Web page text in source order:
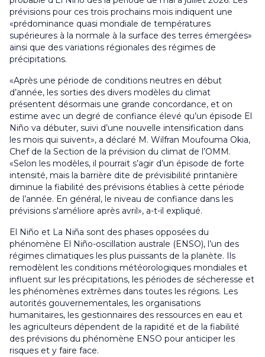
prévisions pour ces trois prochains mois indiquent une
«prédominance quasi mondiale de températures
supérieures à la normale à la surface des terres émergées»
ainsi que des variations régionales des régimes de
précipitations.
«Après une période de conditions neutres en début
d’année, les sorties des divers modèles du climat
présentent désormais une grande concordance, et on
estime avec un degré de confiance élevé qu’un épisode El
Niño va débuter, suivi d’une nouvelle intensification dans
les mois qui suivent», a déclaré M. Wilfran Moufouma Okia,
Chef de la Section de la prévision du climat de l’OMM.
«Selon les modèles, il pourrait s’agir d’un épisode de forte
intensité, mais la barrière dite de prévisibilité printanière
diminue la fiabilité des prévisions établies à cette période
de l’année. En général, le niveau de confiance dans les
prévisions s'améliore après avril», a-t-il expliqué.
El Niño et La Niña sont des phases opposées du
phénomène El Niño-oscillation australe (ENSO), l’un des
régimes climatiques les plus puissants de la planète. Ils
remodèlent les conditions météorologiques mondiales et
influent sur les précipitations, les périodes de sécheresse et
les phénomènes extrêmes dans toutes les régions. Les
autorités gouvernementales, les organisations
humanitaires, les gestionnaires des ressources en eau et
les agriculteurs dépendent de la rapidité et de la fiabilité
des prévisions du phénomène ENSO pour anticiper les
risques et y faire face.